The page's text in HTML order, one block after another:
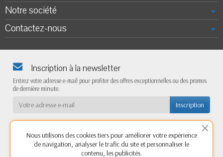
Notre société
Contactez-nous
Inscription à la newsletter
Entrez votre adresse e-mail pour profiter des offres exceptionnelles ou des promos
de dernière minute.
Nous utilisons des cookies tiers pour améliorer votre expérience
de navigation, analyser le trafic du site et personnaliser le
contenu, les publicités.